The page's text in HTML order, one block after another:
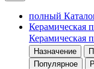
полный
Керамическая
Керамическая
Назначение
Популярное